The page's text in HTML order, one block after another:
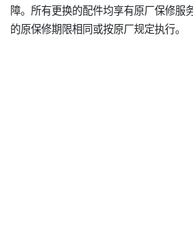
障。所有更换的配件均享有原厂保修服
的原保修期限相同或按原厂规定执行。